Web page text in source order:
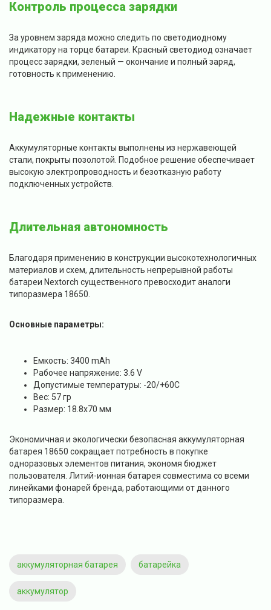
Контроль процесса зарядки
За уровнем заряда можно следить по светодиодному
индикатору на торце батареи. Красный светодиод означает
процесс зарядки, зеленый — окончание и полный заряд,
готовность к применению.
Надежные контакты
Аккумуляторные контакты выполнены из нержавеющей
стали, покрыты позолотой. Подобное решение обеспечивает
высокую электропроводность и безотказную работу
подключенных устройств.
Длительная автономность
Благодаря применению в конструкции высокотехнологичных
материалов и схем, длительность непрерывной работы
батареи Nextorch существенного превосходит аналоги
типоразмера 18650.
Основные параметры:
Емкость: 3400 mAh
Рабочее напряжение: 3.6 V
Допустимые температуры: -20/+60С
Вес: 57 гр
Размер: 18.8x70 мм
Экономичная и экологически безопасная аккумуляторная
батарея 18650 сокращает потребность в покупке
одноразовых элементов питания, экономя бюджет
пользователя. Литий-ионная батарея совместима со всеми
линейками фонарей бренда, работающими от данного
типоразмера.
аккумуляторная батарея батарейка
аккумулятор